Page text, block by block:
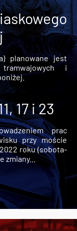
planowane jest
i
17 i 23
prac
przy moście
roku (sobota-